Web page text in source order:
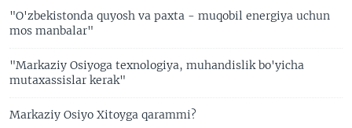
"O'zbekistonda quyosh va paxta - muqobil energiya uchun
mos manbalar"
"Markaziy Osiyoga texnologiya, muhandislik bo'yicha
mutaxassislar kerak"
Markaziy Osiyo Xitoyga qarammi?